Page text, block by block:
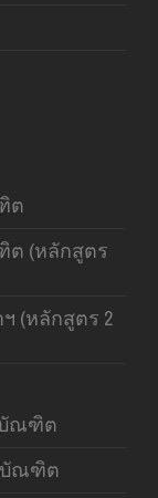
ต
(หลักสูตร
(หลักสูตร 2
บัณฑิต
บัณฑิต